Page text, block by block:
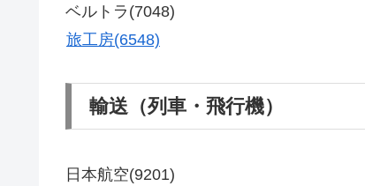
ベルトラ(7048)
旅工房(6548)
輸送（列車・飛行機）
日本航空(9201)